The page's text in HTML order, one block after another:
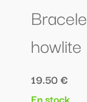
19.50 €
En stock